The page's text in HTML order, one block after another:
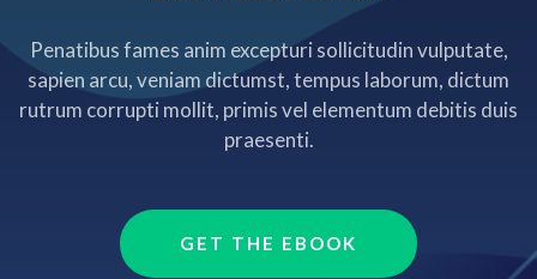
Penatibus fames anim excepturi sollicitudin vulputate,
sapien arcu, veniam dictumst, tempus laborum, dictum
rutrum corrupti mollit, primis vel elementum debitis duis
praesenti.
GET THE EBOOK